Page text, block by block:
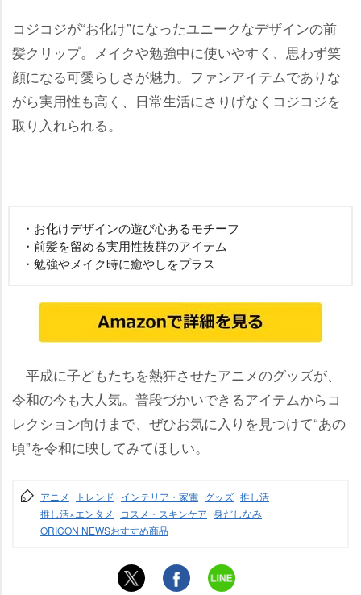
コジコジが“お化け”になったユニークなデザインの前
髪クリップ。メイクや勉強中に使いやすく、思わず笑
顔になる可愛らしさが魅力。ファンアイテムでありな
がら実用性も高く、日常生活にさりげなくコジコジを
取り入れられる。
・お化けデザインの遊び心あるモチーフ
・前髪を留める実用性抜群のアイテム
・勉強やメイク時に癒やしをプラス
平成に子どもたちを熱狂させたアニメのグッズが、
令和の今も大人気。普段づかいできるアイテムからコ
レクション向けまで、ぜひお気に入りを見つけて“あの
頃”を令和に映してみてほしい。
アニメ トレンド インテリア・家電 グッズ 推し活
推し活×エンタメ
コスメ・スキンケア 身だしなみ
ORICON NEWSおすすめ商品